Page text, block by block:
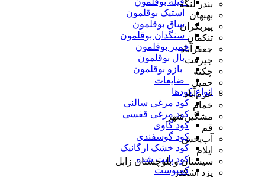
_استیک بوقلمون
_ساق بوقلمون
_سنگدان بوقلمون
خمیر بوقلمون
_بال بوقلمون
_ بازو بوقلمون
_ضایعات
انواع کودها
کود مرغی سالنی
کود مرغی قفسی
کود گاوی
کود گوسفندی
کود خشک ارگانیک
کود پلیت شده
کمپوست
بندر لنگه
بهبهان
پیربکران
تنکمان
جعفرآباد
جیرفت
چکنه
حمیل
خرم‌آباد
خمام
مشگین‌شهر
قم
آب‌پخش
ایلام
سیستان و بلوچستان زابل
یزد اشکذر